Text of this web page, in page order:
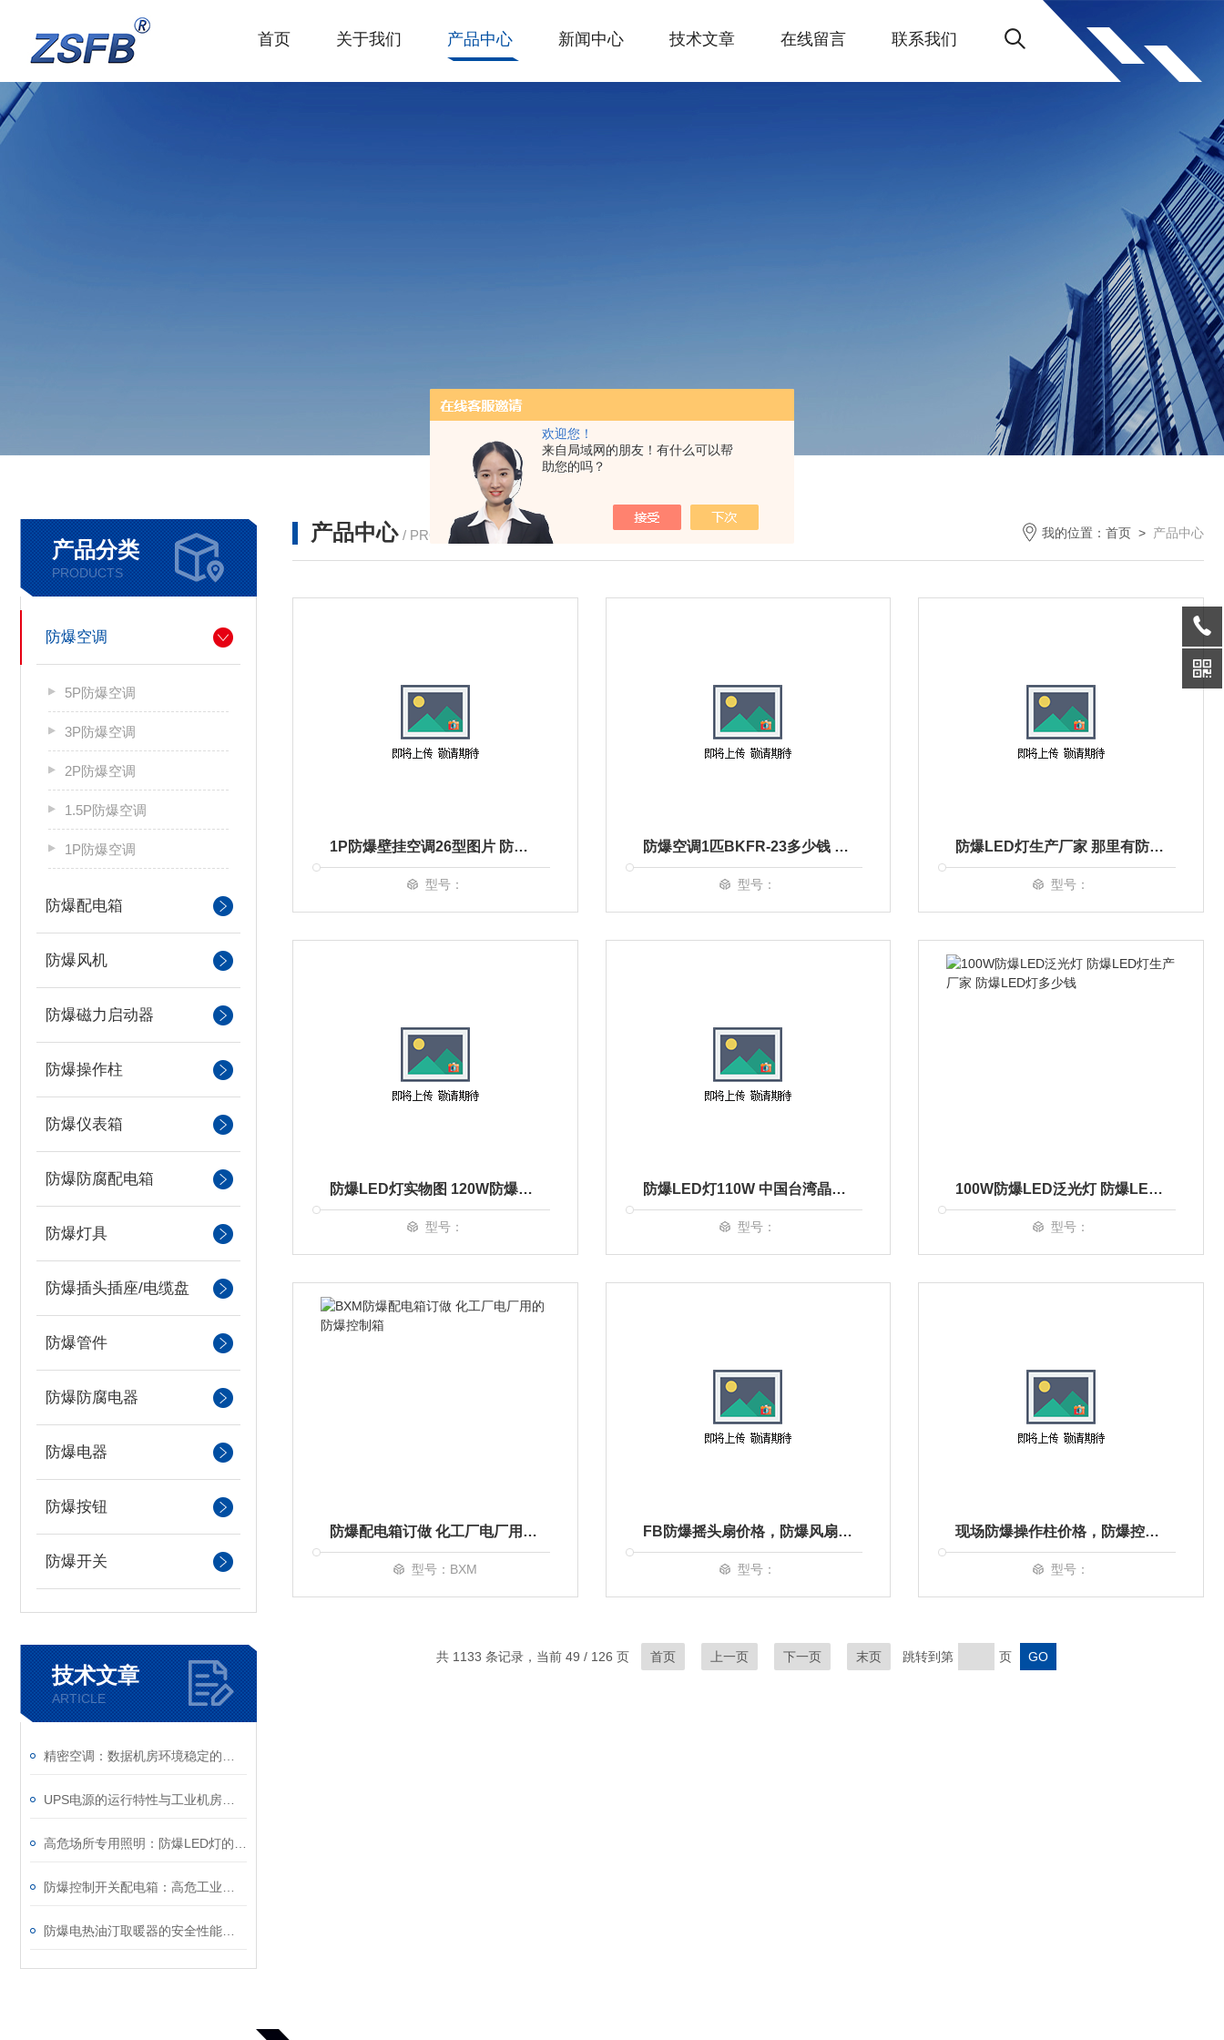
欢迎您！
来自局域网的朋友！有什么可以帮
助您的吗？
首页 关于我们 产品中心 新闻中心 技术文章 在线留言 联系我们
产品分类
PRODUCTS
防爆空调
5P防爆空调
3P防爆空调
2P防爆空调
1.5P防爆空调
1P防爆空调
防爆配电箱
防爆风机
防爆磁力启动器
防爆操作柱
防爆仪表箱
防爆防腐配电箱
防爆灯具
防爆插头插座/电缆盘
防爆管件
防爆防腐电器
防爆电器
防爆按钮
防爆开关
技术文章
ARTICLE
产品中心 / PRODUCTS 我的位置： 首页 > 产品中心
1P防爆壁挂空调26型图片 防爆空调生产厂家BKFR-26价格
型号：
防爆空调1匹BKFR-23多少钱 分体壁挂式防爆空调图片
型号：
防爆LED灯生产厂家 那里有防爆LED实物图 150W防爆LED灯
型号：
防爆LED灯实物图 120W防爆LED灯多少钱 中沈防爆LED灯
型号：
防爆LED灯110W 中国台湾晶元灯珠 防爆LED灯图片
型号：
100W防爆LED泛光灯 防爆LED灯生产厂家 防爆LED灯多少钱
型号：
防爆配电箱订做 化工厂电厂用的防爆控制箱
型号：BXM
FB防爆摇头扇价格，防爆风扇厂家，防爆落地扇批发
型号：
现场防爆操作柱价格，防爆控制箱 防爆按钮箱厂家
型号：
共 1133 条记录，当前 49 / 126 页 首页 上一页 下一页 末页 跳转到第 页